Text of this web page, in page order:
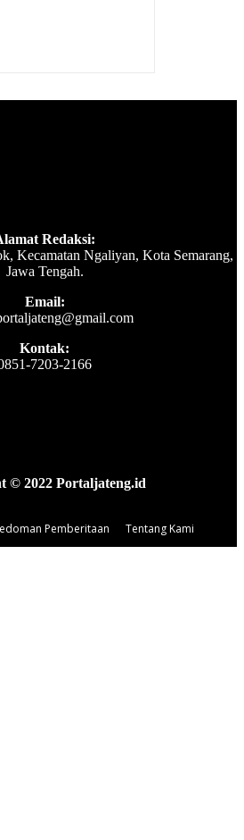
Redaksi:
Kecamatan Ngaliyan, Kota Semarang,
Jawa Tengah.
Email:
Kontak:
7203-2166
© 2022 Portaljateng.id
Pemberitaan Tentang Kami